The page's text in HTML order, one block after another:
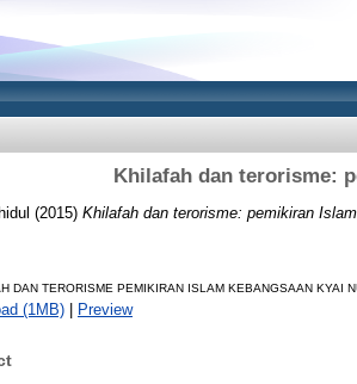
Khilafah dan terorisme:
(2015) Khilafah dan terorisme: pemikiran
DAN TERORISME PEMIKIRAN ISLAM KEBANGSAAN KYAI
(1MB) | Preview